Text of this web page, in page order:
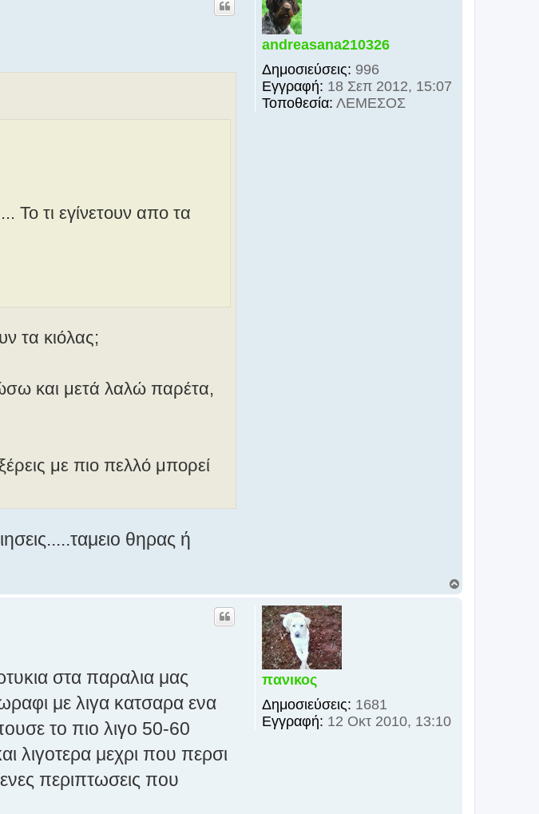
andreasana210326
Δημοσιεύσεις: 996
Εγγραφή: 18 Σεπ 2012, 15:07
Τοποθεσία: ΛΕΜΕΣΟΣ
Το τι εγίνετουν απο τα
τα κιόλας;
και μετά λαλώ παρέτα,
με πιο πελλό μπορεί
θηρας ή
πανικος
Δημοσιεύσεις: 1681
Εγγραφή: 12 Οκτ 2010, 13:10
στα παραλια μας
με λιγα κατσαρα ενα
το πιο λιγο 50-60
λιγοτερα μεχρι που περσι
περιπτωσεις που